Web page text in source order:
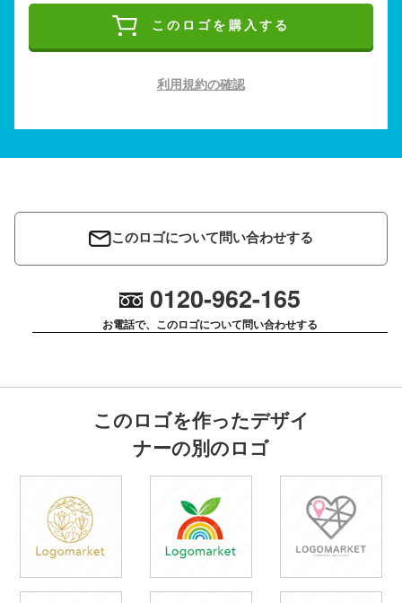
このロゴを購入する
利用規約の確認
このロゴについて問い合わせする
0120-962-165
お電話で、このロゴについて問い合わせする
このロゴを作ったデザイ
ナーの別のロゴ